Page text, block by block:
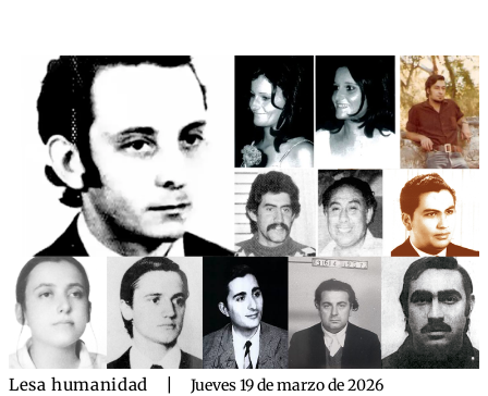
Lesa humanidad Jueves 19 de marzo de 2026